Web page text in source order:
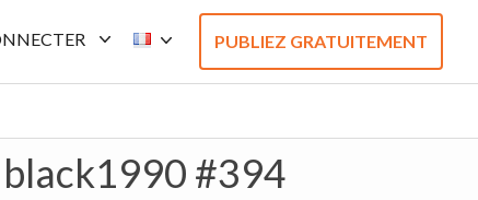
PUBLIEZ GRATUITEMENT
#394